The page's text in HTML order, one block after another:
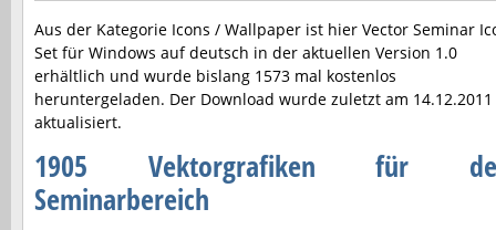
Aus der Kategorie Icons / Wallpaper ist hier Vector Seminar
Set für Windows auf deutsch in der aktuellen Version 1.0
erhältlich und wurde bislang 1573 mal kostenlos
heruntergeladen. Der Download wurde zuletzt am 14.12.2011
aktualisiert.
1905 Vektorgrafiken für
Seminarbereich